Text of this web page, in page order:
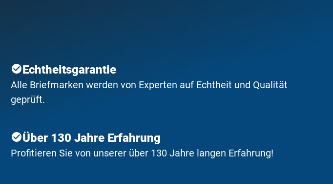
Echtheitsgarantie
Alle Briefmarken werden von Experten auf Echtheit und Qualität
geprüft.
Über 130 Jahre Erfahrung
Profitieren Sie von unserer über 130 Jahre langen Erfahrung!